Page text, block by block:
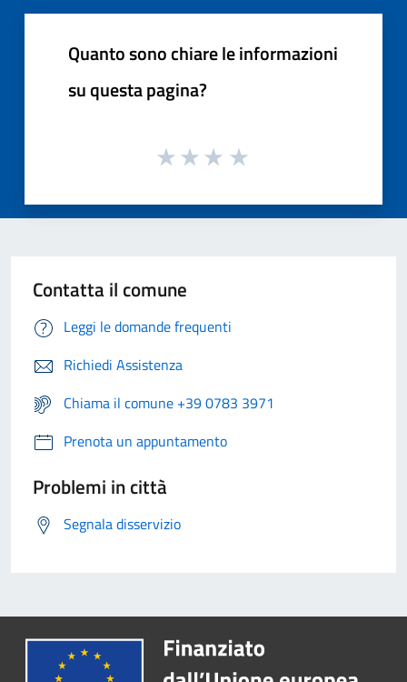
Quanto sono chiare le informazioni
su questa pagina?
Contatta il comune
Leggi le domande frequenti
Richiedi Assistenza
Chiama il comune +39 0783 3971
Prenota un appuntamento
Problemi in città
Segnala disservizio